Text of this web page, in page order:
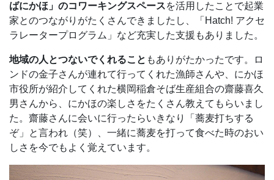
ばにかほ」のコワーキングスペースを活用したことで起業
家とのつながりがたくさんできましたし、「Hatch! アクセ
ラレータープログラム」など充実した支援もありました。
地域の人とつないでくれること もありがたかったです。ロ
ンドの金子さんが連れて行ってくれた漁師さんや、にかほ
市役所が紹介してくれた横岡稲倉そば生産組合の齋藤喜久
男さんから、にかほの楽しさをたくさん教えてもらいまし
た。齋藤さんに会いに行ったらいきなり「蕎麦打ちする
ぞ」と言われ（笑）、一緒に蕎麦を打って食べた時のおい
しさを今でもよく覚えています。